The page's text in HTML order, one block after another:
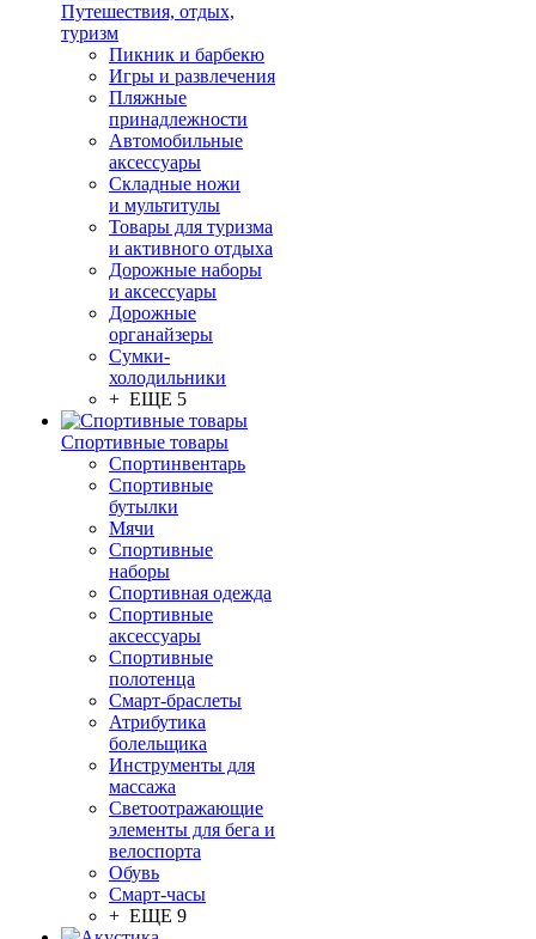
Путешествия, отдых,
туризм
Пикник и барбекю
Игры и развлечения
Пляжные
принадлежности
Автомобильные
аксессуары
Складные ножи
и мультитулы
Товары для туризма
и активного отдыха
Дорожные наборы
и аксессуары
Дорожные
органайзеры
Сумки-
холодильники
+ ЕЩЕ 5
Спортивные товары
Спортинвентарь
Спортивные
бутылки
Мячи
Спортивные
наборы
Спортивная одежда
Спортивные
аксессуары
Спортивные
полотенца
Смарт-браслеты
Атрибутика
болельщика
Инструменты для
массажа
Светоотражающие
элементы для бега и
велоспорта
Обувь
Смарт-часы
+ ЕЩЕ 9